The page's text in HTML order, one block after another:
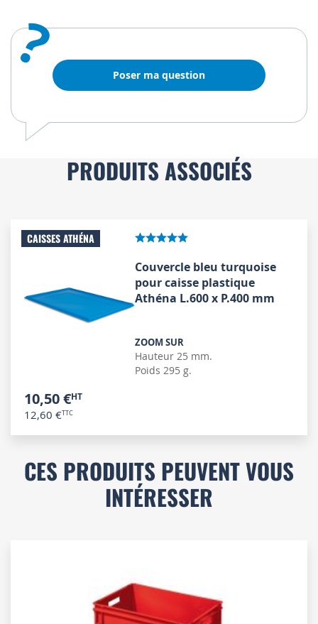
? Poser ma question
PRODUITS ASSOCIÉS
CAISSES ATHÉNA
Couvercle bleu turquoise
pour caisse plastique
Athéna L.600 x P.400 mm
ZOOM SUR
Hauteur 25 mm.
Poids 295 g.
10,50 €
12,60 €
CES PRODUITS PEUVENT VOUS
INTÉRESSER